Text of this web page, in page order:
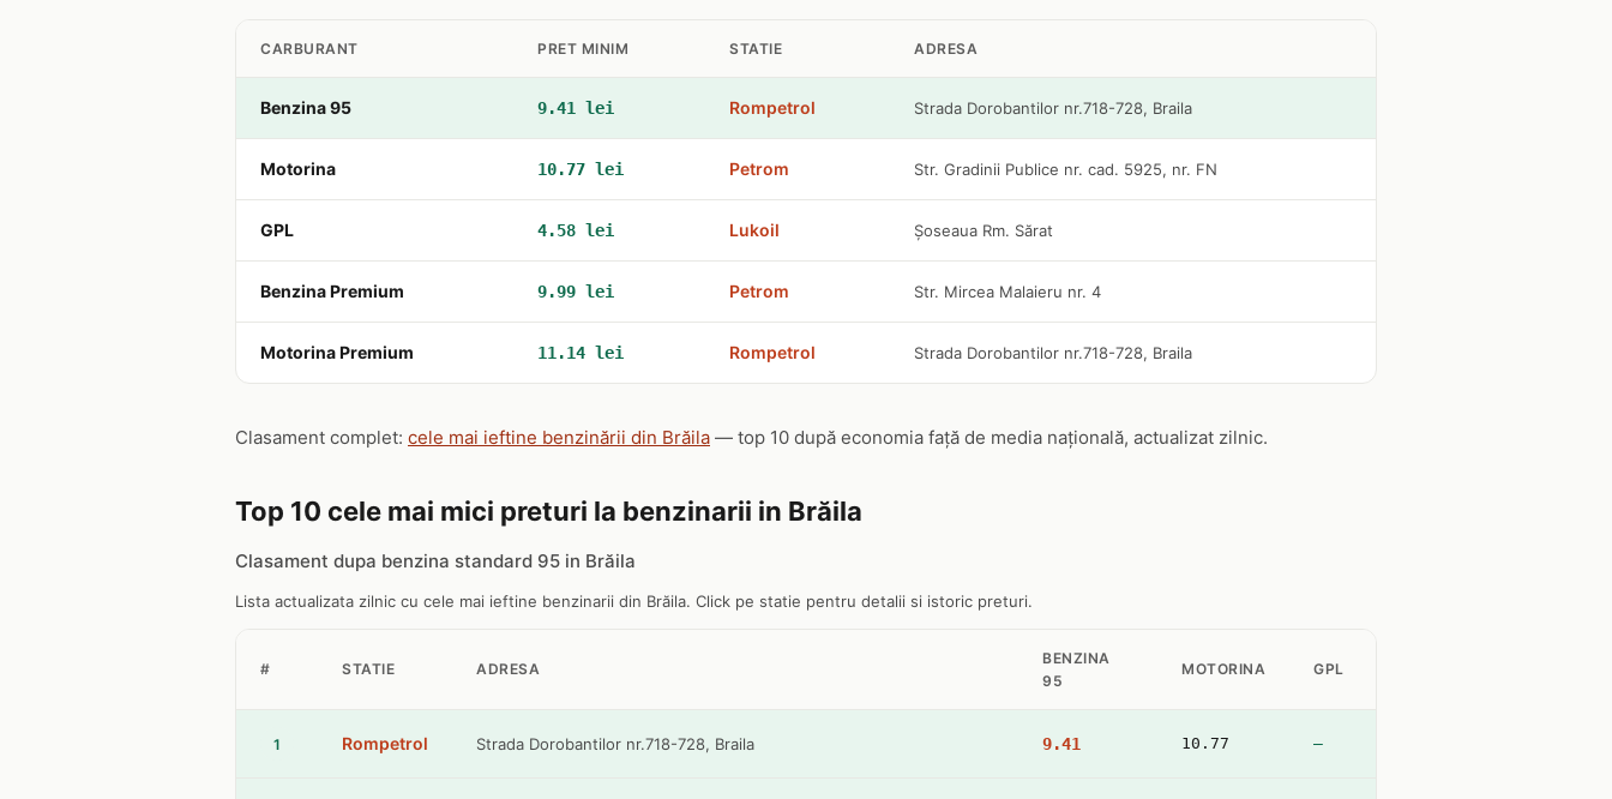
CARBURANT PRET MINIM STATIE ADRESA
Benzina 95 9.41 lei Rompetrol Strada Dorobantilor nr.718-728, Braila
Motorina 10.77 lei Petrom Str. Gradinii Publice nr. cad. 5925, nr. FN
GPL 4.58 lei Lukoil Șoseaua Rm. Sărat
Benzina Premium 9.99 lei Petrom Str. Mircea Malaieru nr. 4
Motorina Premium 11.14 lei Rompetrol Strada Dorobantilor nr.718-728, Braila
Clasament complet: cele mai ieftine benzinării din Brăila — top 10 după economia față de media națională, actualizat zilnic.
Top 10 cele mai mici preturi la benzinarii in Brăila
Clasament dupa benzina standard 95 in Brăila
Lista actualizata zilnic cu cele mai ieftine benzinarii din Brăila. Click pe statie pentru detalii si istoric preturi.
# STATIE ADRESA
BENZINA
95
MOTORINA GPL
1 Rompetrol Strada Dorobantilor nr.718-728, Braila 9.41 10.77 —